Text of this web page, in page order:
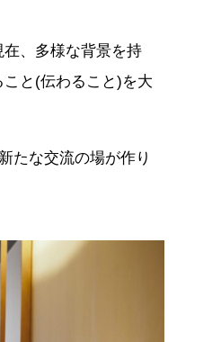
、多様な背景を持
と(伝わること)を大
たな交流の場が作り